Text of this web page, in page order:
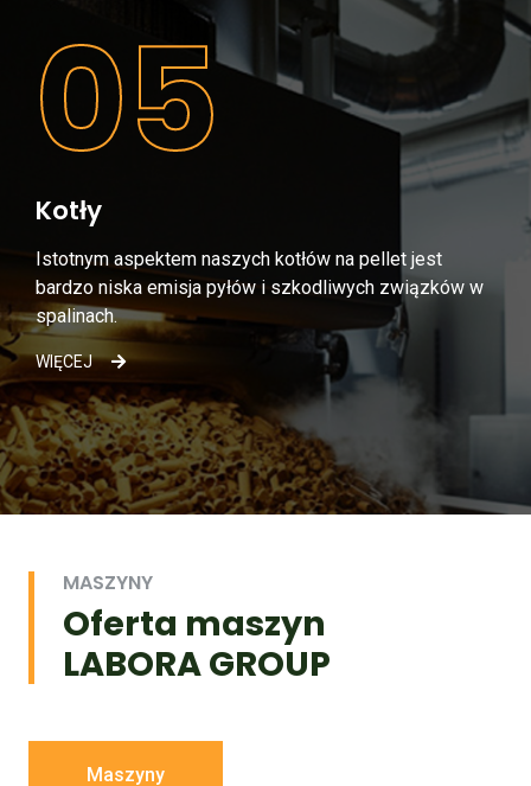
05
Kotły
Istotnym aspektem naszych kotłów na pellet jest
bardzo niska emisja pyłów i szkodliwych związków w
spalinach.
WIĘCEJ
MASZYNY
Oferta maszyn
LABORA GROUP
Maszyny